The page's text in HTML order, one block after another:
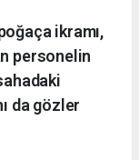
ikramı,
personelin
da gözler